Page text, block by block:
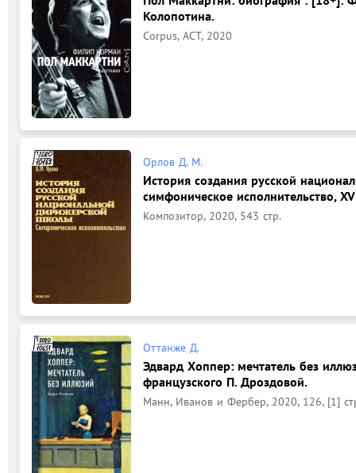
Колопотина.
Corpus, АСТ, 2020
Орлов Д. М.
История создания русской
симфоническое исполнительство,
Композитор, 2020, 543 стр.
Оттанже Д.
Эдвард Хоппер: мечтатель без
французского П. Дроздовой.
Манн, Иванов и Фербер, 2020, 126, [1]